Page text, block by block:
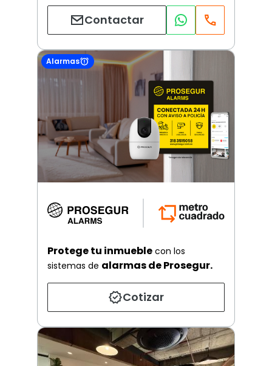
Contactar
Alarmas
Protege tu inmueble con los
sistemas de alarmas de Prosegur.
Cotizar